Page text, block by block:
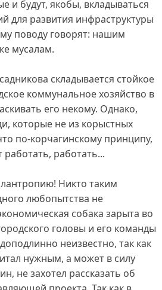
и будут, якобы, вкладываться
для развития инфраструктуры
поводу говорят: нашим
мусалам.
складывается стойкое
коммунальное хозяйство в
его некому. Однако,
которые не из корыстных
по-корчагинскому принципу,
работать, работать...
Никто таким
любопытства не
собака зарыта во
головы и его команды
неизвестно, так как
нужным, а может в силу
не захотел рассказать об